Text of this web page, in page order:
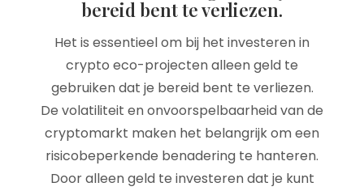
bereid bent te verliezen.
Het is essentieel om bij het investeren in
crypto eco-projecten alleen geld te
gebruiken dat je bereid bent te verliezen.
De volatiliteit en onvoorspelbaarheid van de
cryptomarkt maken het belangrijk om een
risicobeperkende benadering te hanteren.
Door alleen geld te investeren dat je kunt